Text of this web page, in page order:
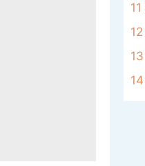
11
12
13
14